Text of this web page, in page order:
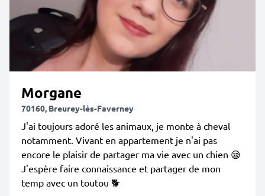
Morgane
70160, Breurey-lès-Faverney
J'ai toujours adoré les animaux, je monte à cheval
notamment. Vivant en appartement je n'ai pas
encore le plaisir de partager ma vie avec un chien 😪
J'espère faire connaissance et partager de mon
temp avec un toutou 🐕